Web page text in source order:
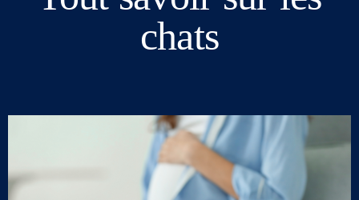
chats